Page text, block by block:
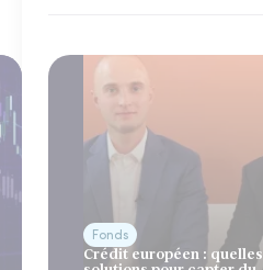
Fonds
Crédit européen : quelles